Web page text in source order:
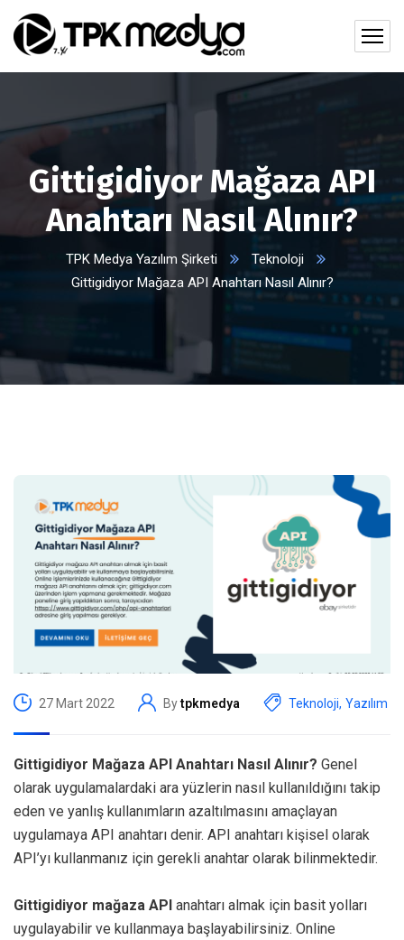
Gittigidiyor Mağaza API
Anahtarı Nasıl Alınır?
TPK Medya Yazılım Şirketi
Teknoloji
Gittigidiyor Mağaza API Anahtarı Nasıl Alınır?
27 Mart 2022 Bytpkmedya Teknoloji, Yazılım
Gittigidiyor Mağaza API Anahtarı Nasıl Alınır? Genel
olarak uygulamalardaki ara yüzlerin nasıl kullanıldığını takip
eden ve yanlış kullanımların azaltılmasını amaçlayan
uygulamaya API anahtarı denir. API anahtarı kişisel olarak
API’yı kullanmanız için gerekli anahtar olarak bilinmektedir.
Gittigidiyor mağaza API anahtarı almak için basit yolları
uygulayabilir ve kullanmaya başlayabilirsiniz. Online